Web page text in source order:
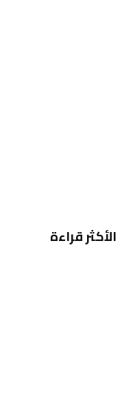
الأكثر قراءة